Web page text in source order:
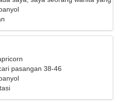
pasangan 38-46